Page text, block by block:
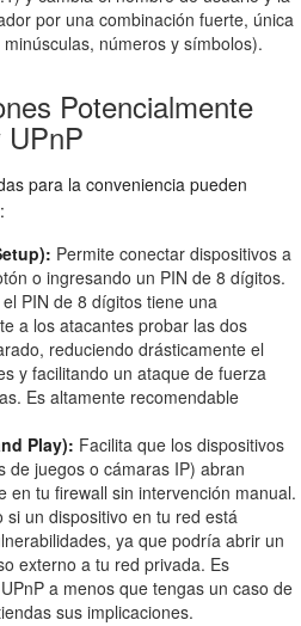
por una combinación fuerte, única
números y símbolos).
Potencialmente
para la conveniencia pueden
Permite conectar dispositivos a
o ingresando un PIN de 8 dígitos.
PIN de 8 dígitos tiene una
a los atacantes probar las dos
reduciendo drásticamente el
y facilitando un ataque de fuerza
Es altamente recomendable
Play): Facilita que los dispositivos
de juegos o cámaras IP) abran
en tu firewall sin intervención manual.
si un dispositivo en tu red está
ya que podría abrir un
externo a tu red privada. Es
a menos que tengas un caso de
sus implicaciones.